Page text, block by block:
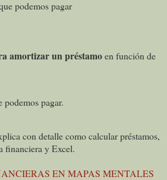
podemos pagar
amortizar un préstamoen función de
podemos pagar.
con detalle como calcular préstamos,
financiera y Excel.
EN MAPAS MENTALES